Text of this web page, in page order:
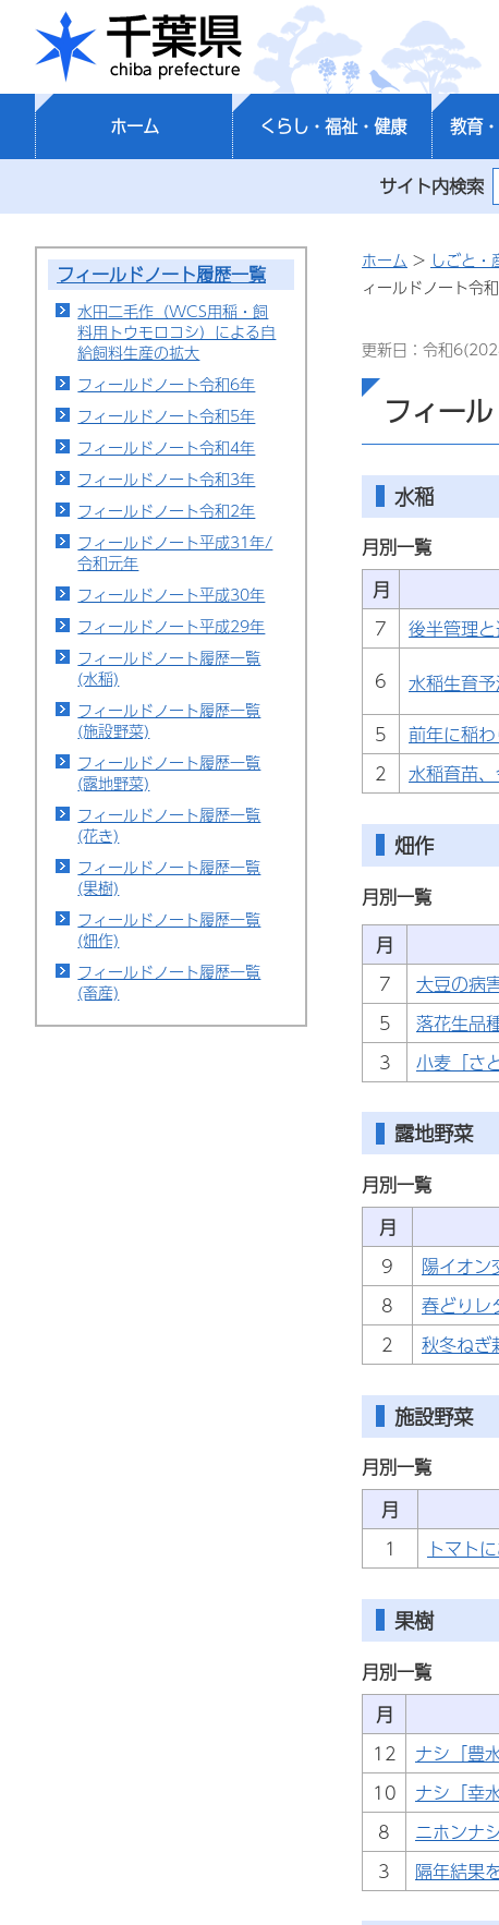
千葉県
ホーム くらし・福祉・健康 教育
サイト内検索
フィールドノート履歴一覧
水田二毛作（WCS用稲・飼
料用トウモロコシ）による自
給飼料生産の拡大
フィールドノート令和6年
フィールドノート令和5年
フィールドノート令和4年
フィールドノート令和3年
フィールドノート令和2年
フィールドノート平成31年/
令和元年
フィールドノート平成30年
フィールドノート平成29年
フィールドノート履歴一覧
(水稲)
フィールドノート履歴一覧
(施設野菜)
フィールドノート履歴一覧
(露地野菜)
フィールドノート履歴一覧
(花き)
フィールドノート履歴一覧
(果樹)
フィールドノート履歴一覧
(畑作)
フィールドノート履歴一覧
(畜産)
ホーム > しごと・
ィールドノート令
更新日：令和
フィー
水稲
月別一覧
月
7
後半管理
6
水稲生育
5
前年に稲
2
水稲育苗
畑作
月別一覧
月
7
大豆の病
5
落花生品
3
小麦「さ
露地野菜
月別一覧
月
9
陽イオン
8
春どりレ
2
秋冬ねぎ
施設野菜
月別一覧
月
1
トマト
果樹
月別一覧
月
12
ナシ「豊
10
ナシ「幸
8
ニホンナ
3
隔年結果